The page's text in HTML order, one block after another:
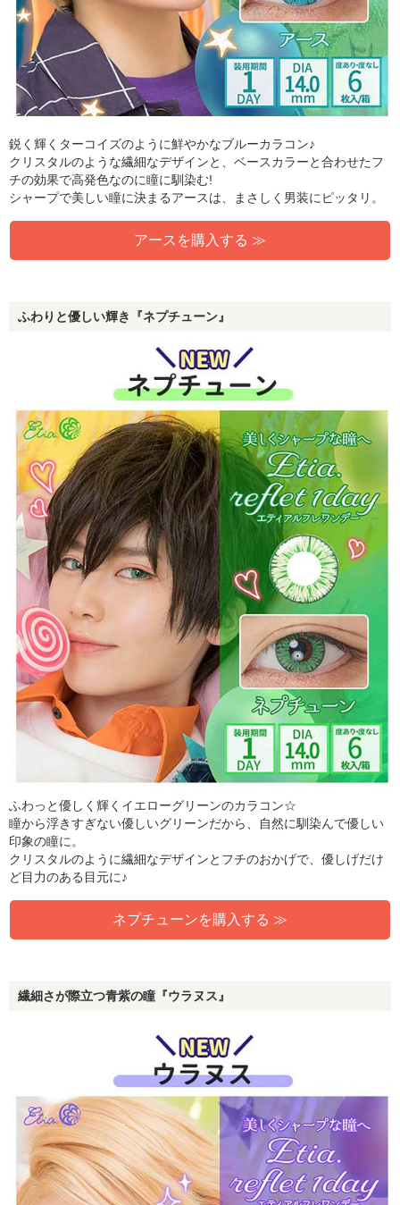
鋭く輝くターコイズのように鮮やかなブルーカラコン♪
クリスタルのような繊細なデザインと、ベースカラーと合わせたフ
チの効果で高発色なのに瞳に馴染む!
シャープで美しい瞳に決まるアースは、まさしく男装にピッタリ。
アースを購入する ≫
ふわりと優しい輝き『ネプチューン』
ふわっと優しく輝くイエローグリーンのカラコン☆
瞳から浮きすぎない優しいグリーンだから、自然に馴染んで優しい
印象の瞳に。
クリスタルのように繊細なデザインとフチのおかげで、優しげだけ
ど目力のある目元に♪
ネプチューンを購入する ≫
繊細さが際立つ青紫の瞳『ウラヌス』